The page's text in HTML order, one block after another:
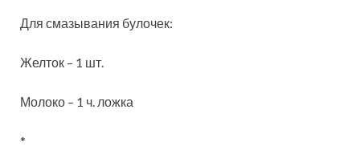
Для смазывания булочек:
Желток – 1 шт.
Молоко – 1 ч. ложка
*